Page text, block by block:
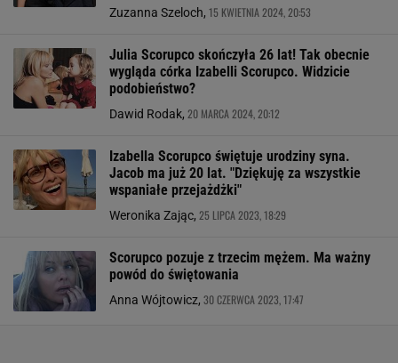
Zuzanna Szeloch, 15 KWIETNIA 2024, 20:53
Julia Scorupco skończyła 26 lat! Tak obecnie
wygląda córka Izabelli Scorupco. Widzicie
podobieństwo?
Dawid Rodak, 20 MARCA 2024, 20:12
Izabella Scorupco świętuje urodziny syna.
Jacob ma już 20 lat. "Dziękuję za wszystkie
wspaniałe przejażdżki"
Weronika Zając, 25 LIPCA 2023, 18:29
Scorupco pozuje z trzecim mężem. Ma ważny
powód do świętowania
Anna Wójtowicz, 30 CZERWCA 2023, 17:47